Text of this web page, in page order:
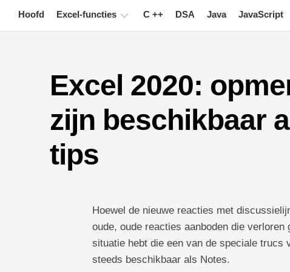
content
Hoofd Excel-functies
Excel-
tips
Formule
Toetsenbord
Nieuws
C ++ DSA Java JavaScript
Excel 2020:
zijn beschikbaar
tips
Hoewel de nieuwe reacties met
oude, oude reacties aanboden die
situatie hebt die een van de speciale trucs
steeds beschikbaar als Notes.